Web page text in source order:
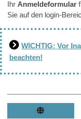
Ihr Anmeldeformular
Sie auf den login-
WICHTIG: Vor
beachten!